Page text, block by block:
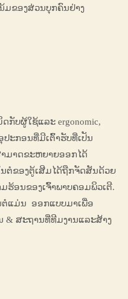
ມຂອງສ່ວນບຸກຄົນຢ່າງ
ກັບຜູ້ໃຊ້ແລະ ergonomic,
ປະກອນທີ່ມີເຕົ້າຮັບທີ່ເປັນ
ມາດຂະຫຍາຍອອກໄດ້
ຕໍຂອງຕູ້ເສີມໄດ້ຖືກຈັດສັນດ້ວຍ
ຮ້ອນຂອງເຈົ້າພາບຄອມພິວເຕີ.
ຕໍແມ່ນ ອອກແບບມາເພື່ອ
& ສະຖານທີ່ທີມງານແລະສ້າງ